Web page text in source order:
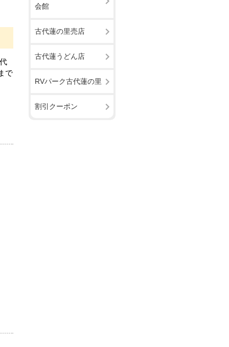
で
会館
古代蓮の里売店
古代蓮うどん店
RVパーク古代蓮の里
割引クーポン